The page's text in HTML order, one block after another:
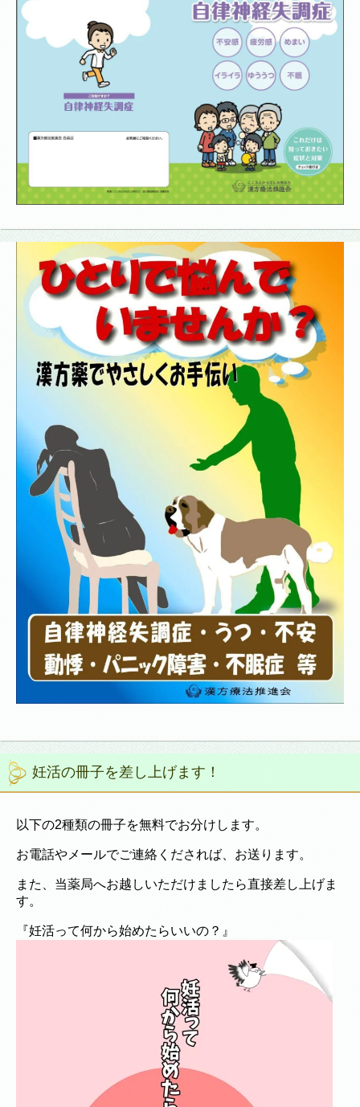
妊活の冊子を差し上げます！
以下の2種類の冊子を無料でお分けします。
お電話やメールでご連絡くだされば、お送ります。
また、当薬局へお越しいただけましたら直接差し上げま
す。
『妊活って何から始めたらいいの？』